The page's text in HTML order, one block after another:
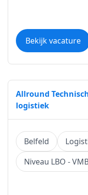
Bekijk vacature
Allround
logistiek
Belfeld
Niveau LBO -